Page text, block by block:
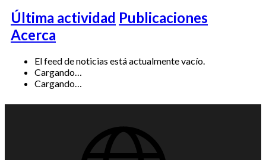
Última actividad Publicaciones
Acerca
El feed de noticias está actualmente vacío.
Cargando…
Cargando…